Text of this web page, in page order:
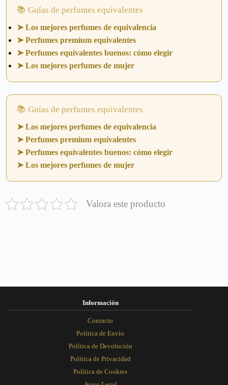
📚 Guías de perfumes equivalentes
➤ Los mejores perfumes de equivalencia
➤ Perfumes premium equivalentes
➤ Perfumes equivalentes buenos: cómo elegir
➤ Los mejores perfumes de mujer
📚 Guías de perfumes equivalentes
➤ Los mejores perfumes de equivalencia
➤ Perfumes premium equivalentes
➤ Perfumes equivalentes buenos: cómo elegir
➤ Los mejores perfumes de mujer
Valora este producto
Información
Contacto
Política de Envío
Política de Devolución
Política de Privacidad
Política de Cookies